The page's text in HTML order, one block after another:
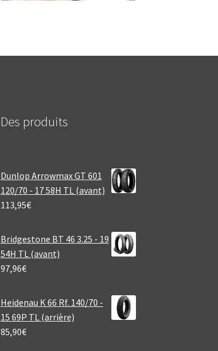
Des produits
Dunlop Arrowmax GT 601
120/70 - 17 58H TL (avant)
113,95€
Bridgestone BT 46 3.25 - 19
54H TL (avant)
97,96€
Heidenau K 66 Rf. 140/70 -
15 69P TL (arrière)
85,90€